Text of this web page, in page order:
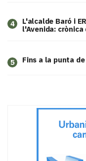
4
L'alcalde Baró i
l'Avenida:
5 Fins a la punta de